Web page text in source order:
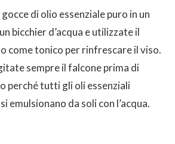
di olio essenziale puro in un
bicchier d’acqua e utilizzate il
come tonico per rinfrescare il viso.
sempre il falcone prima di
perché tutti gli oli essenziali
emulsionano da soli con l’acqua.